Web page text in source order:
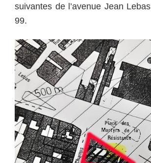
suivantes de l’avenue Jean
99.